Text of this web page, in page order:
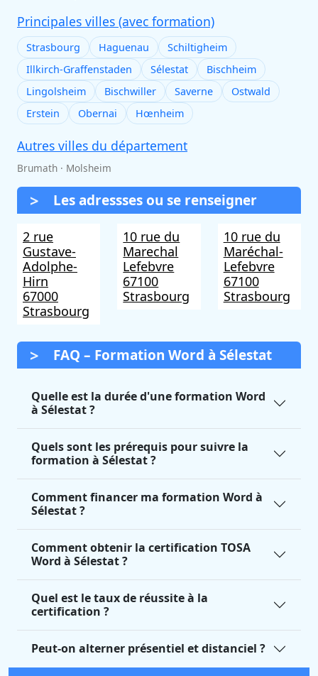
Principales villes (avec formation)
Strasbourg Haguenau
Schiltigheim
Illkirch-Graffenstaden
Sélestat
Bischheim
Lingolsheim
Bischwiller Saverne
Ostwald
Erstein
Obernai Hœnheim
Autres villes du département
Brumath · Molsheim
Les adressses ou se renseigner
2 rue
Gustave-
Adolphe-
Hirn
67000
Strasbourg
10 rue du
Marechal
Lefebvre
67100
Strasbourg
10 rue du
Maréchal-
Lefebvre
67100
Strasbourg
FAQ – Formation Word à Sélestat
Quelle est la durée d'une formation Word
à Sélestat ?
Quels sont les prérequis pour suivre la
formation à Sélestat ?
Comment financer ma formation Word à
Sélestat ?
Comment obtenir la certification TOSA
Word à Sélestat ?
Quel est le taux de réussite à la
certification ?
Peut-on alterner présentiel et distanciel ?